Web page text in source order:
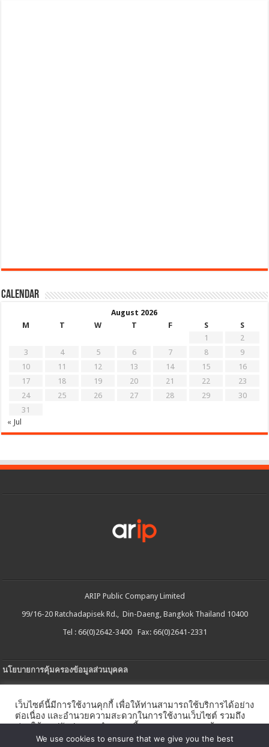
Calendar
August 2026
M
T W T F S
S
1
2
3
4 5 6 7 8
9
10
11 12 13 14 15
16
17
18 19 20 21 22
23
24
25 26 27 28 29
30
31
« Jul
ARIP Public Company Limited
99/16-20 Ratchadapisek Rd., Din-Daeng, Bangkok Thailand 10400
Tel : 66(0)2642-3400 Fax: 66(0)2641-2331
นโยบายการคุ้มครองข้อมูลส่วนบุคคล
นโยบายการใช้คกกี้
เว็บไซต์นี้มีการใช้งานคุกกี้ เพื่อให้ท่านสามารถใช้บริการได้อย่าง
ต่อเนื่อง และอำนวยความสะดวกในการใช้งานเว็บไซต์ รวมถึง
ช่วยให้เราปรับปรุงการนำเสนอเนื้อหาตรงตามความต้องการ
ของท่าน โดยสามารถศึกษารายละเอียดเพิ่มเติมได้ใน นโยบาย
We use cookies to ensure that we give you the best